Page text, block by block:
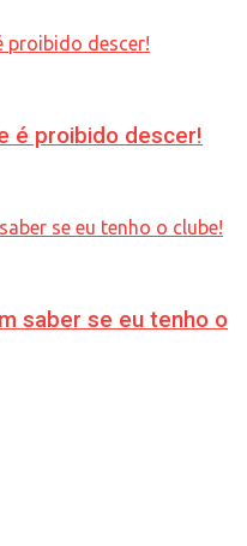
é proibido descer!
saber se eu tenho o